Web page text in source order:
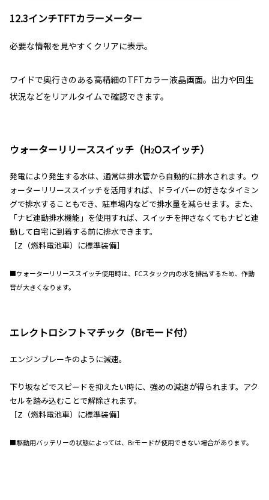
12.3インチTFTカラーメーター
必要な情報を見やすくクリアに表示。
ワイドで奥行きのある高精細のTFTカラー液晶画面。出力や回生
状況などをリアルタイムで確認できます。
ウォーターリリーススイッチ（H2Oスイッチ）
発電により発生する水は、通常は排水管から自動的に排水されます。ウ
ォーターリリーススイッチを活用すれば、ドライバーの好きなタイミン
グで排水することもでき、駐車場内などで排水量を減らせます。また、
「ナビ連動排水機能」を使用すれば、スイッチを押さなくてもナビと連
動して自宅に到着する前に排水できます。
［Z（燃料電池車）に標準装備］
■ウォーターリリーススイッチ使用時は、FCスタック内の水を排出するため、作動
音が大きくなります。
エレクトロシフトマチック（Brモード付）
エンジンブレーキのように減速。
下り坂などでスピードを抑えたい時に、強めの減速が得られます。アク
セルを踏み込むことで解除されます。
［Z（燃料電池車）に標準装備］
■駆動用バッテリーの状態によっては、Brモードが使用できない場合があります。